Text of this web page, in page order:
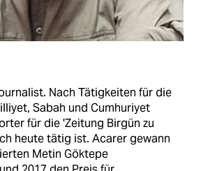
Nach Tätigkeiten für die
Sabah und Cumhuriyet
für die 'Zeitung Birgün zu
heute tätig ist. Acarer gewann
Metin Göktepe